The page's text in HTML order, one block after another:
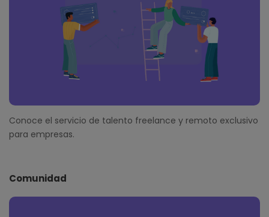
Conoce el servicio de talento freelance y remoto exclusivo
para empresas.
Comunidad